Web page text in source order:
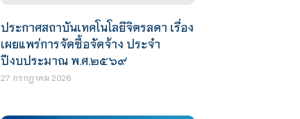
ประกาศสถาบันเทคโนโลยีจิตรลดา เรื่อง
เผยแพร่การจัดซื้อจัดจ้าง ประจำ
ปีงบประมาณ พ.ศ.๒๕๖๙
27 กรกฎาคม 2026